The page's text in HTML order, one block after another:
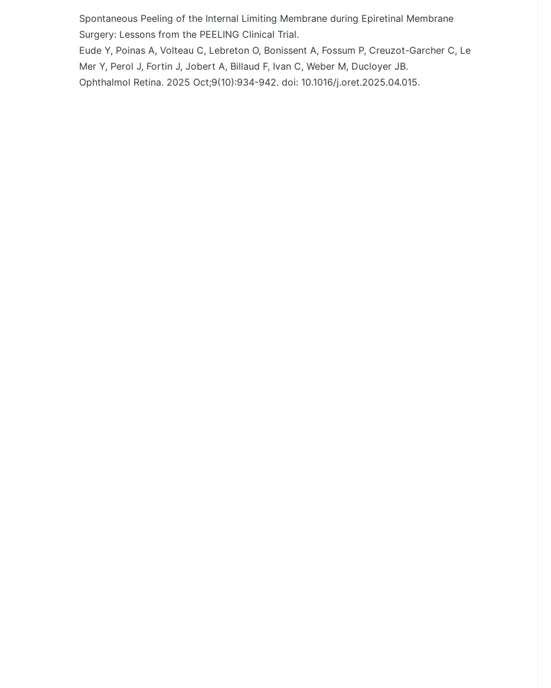
Spontaneous Peeling of the Internal Limiting Membrane during Epiretinal Membrane
Surgery: Lessons from the PEELING Clinical Trial.
Eude Y, Poinas A, Volteau C, Lebreton O, Bonissent A, Fossum P, Creuzot-Garcher C, Le
Mer Y, Perol J, Fortin J, Jobert A, Billaud F, Ivan C, Weber M, Ducloyer JB.
Ophthalmol Retina. 2025 Oct;9(10):934-942. doi: 10.1016/j.oret.2025.04.015.